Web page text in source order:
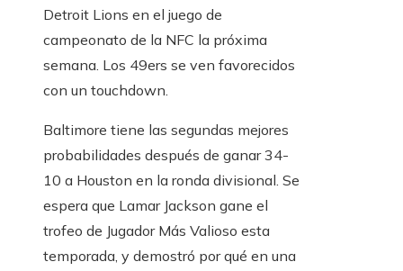
Detroit Lions en el juego de
campeonato de la NFC la próxima
semana. Los 49ers se ven favorecidos
con un touchdown.
Baltimore tiene las segundas mejores
probabilidades después de ganar 34-
10 a Houston en la ronda divisional. Se
espera que Lamar Jackson gane el
trofeo de Jugador Más Valioso esta
temporada, y demostró por qué en una